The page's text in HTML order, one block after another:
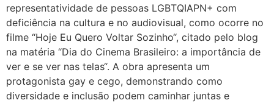
representatividade de pessoas LGBTQIAPN+ com
deficiência na cultura e no audiovisual, como ocorre no
filme “Hoje Eu Quero Voltar Sozinho“, citado pelo blog
na matéria “Dia do Cinema Brasileiro: a importância de
ver e se ver nas telas“. A obra apresenta um
protagonista gay e cego, demonstrando como
diversidade e inclusão podem caminhar juntas e